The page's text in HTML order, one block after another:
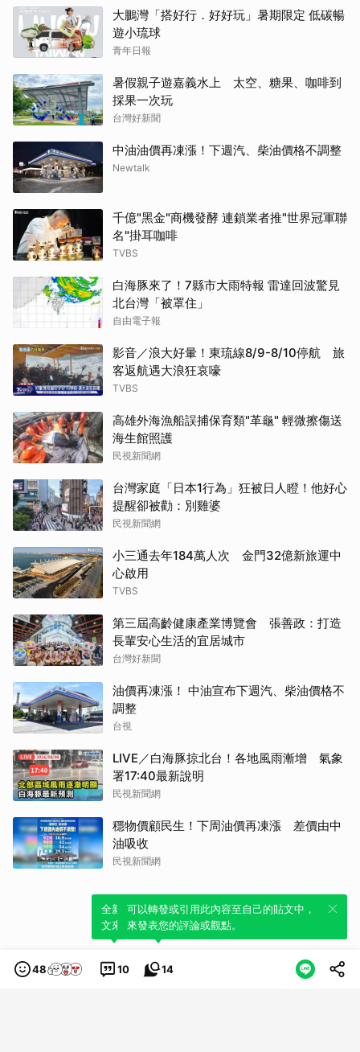
大鵬灣「搭好行．好好玩」暑期限定 低碳暢
遊小琉球
青年日報
暑假親子遊嘉義水上 太空、糖果、咖啡到
採果一次玩
台灣好新聞
中油油價再凍漲！下週汽、柴油價格不調整
Newtalk
千億"黑金"商機發酵 連鎖業者推"世界冠軍聯
名"掛耳咖啡
TVBS
白海豚來了！7縣市大雨特報 雷達回波驚見
北台灣「被罩住」
自由電子報
影音／浪大好暈！東琉線8/9-8/10停航 旅
客返航遇大浪狂哀嚎
TVBS
高雄外海漁船誤捕保育類"革龜" 輕微擦傷送
海生館照護
民視新聞網
台灣家庭「日本1行為」狂被日人瞪！他好心
提醒卻被勸：別雞婆
民視新聞網
小三通去年184萬人次 金門32億新旅運中
心啟用
TVBS
第三屆高齡健康產業博覽會 張善政：打造
長輩安心生活的宜居城市
台灣好新聞
油價再凍漲！ 中油宣布下週汽、柴油價格不
調整
台視
LIVE／白海豚掠北台！各地風雨漸增 氣象
署17:40最新說明
民視新聞網
穩物價顧民生！下周油價再凍漲 差價由中
油吸收
民視新聞網
48 10
全新體驗！一鍵引用此內容，透過發布貼
文來輕鬆表達個人立場。
14
可以轉發或引用此內容至自己的貼文中，
來發表您的評論或觀點。